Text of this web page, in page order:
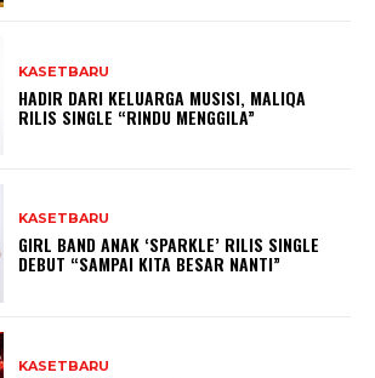
KASETBARU
HADIR DARI KELUARGA MUSISI, MALIQA
RILIS SINGLE “RINDU MENGGILA”
KASETBARU
GIRL BAND ANAK ‘SPARKLE’ RILIS SINGLE
DEBUT “SAMPAI KITA BESAR NANTI”
KASETBARU